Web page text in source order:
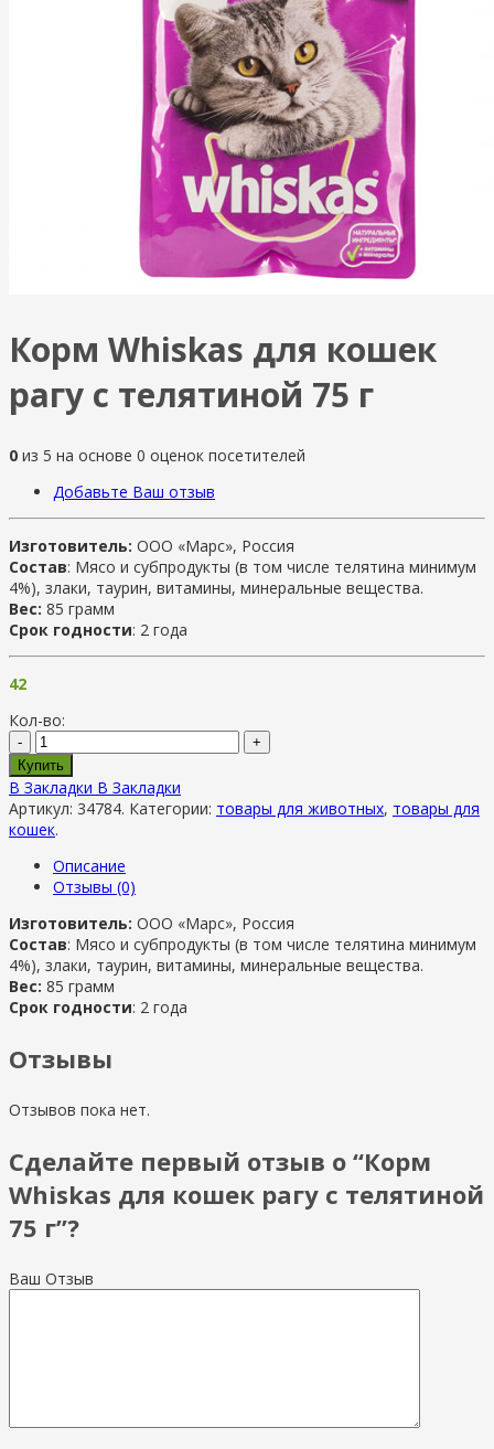
Корм Whiskas для кошек
рагу с телятиной 75 г
0 из 5 на основе 0 оценок посетителей
Добавьте Ваш отзыв
Изготовитель: ООО «Марс», Россия
Состав: Мясо и субпродукты (в том числе телятина минимум
4%), злаки, таурин, витамины, минеральные вещества.
Вес: 85 грамм
Срок годности: 2 года
42
Кол-во:
-
+
Купить
В Закладки В Закладки
Артикул: 34784. Категории: товары для животных, товары для
кошек.
Описание
Отзывы (0)
Изготовитель: ООО «Марс», Россия
Состав: Мясо и субпродукты (в том числе телятина минимум
4%), злаки, таурин, витамины, минеральные вещества.
Вес: 85 грамм
Срок годности: 2 года
Отзывы
Отзывов пока нет.
Сделайте первый отзыв о “Корм
Whiskas для кошек рагу с телятиной
75 г”?
Ваш Отзыв